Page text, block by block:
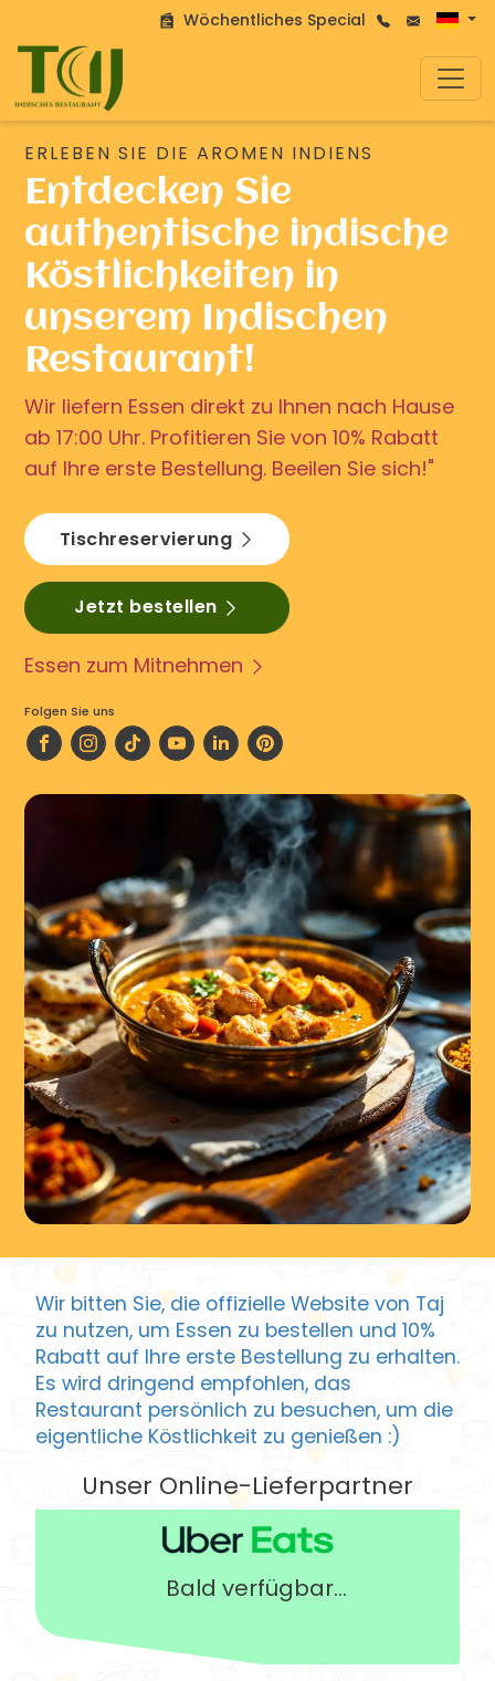
Wöchentliches Special
ERLEBEN SIE DIE AROMEN INDIENS
Entdecken Sie
authentische indische
Köstlichkeiten in
unserem Indischen
Restaurant!
Wir liefern Essen direkt zu Ihnen nach Hause
ab 17:00 Uhr. Profitieren Sie von 10% Rabatt
auf Ihre erste Bestellung. Beeilen Sie sich!"
Tischreservierung
Jetzt bestellen
Essen zum Mitnehmen
Folgen Sie uns
Wir bitten Sie, die offizielle Website von Taj
zu nutzen, um Essen zu bestellen und 10%
Rabatt auf Ihre erste Bestellung zu erhalten.
Es wird dringend empfohlen, das
Restaurant persönlich zu besuchen, um die
eigentliche Köstlichkeit zu genießen :)
Unser Online-Lieferpartner
Bald verfügbar...